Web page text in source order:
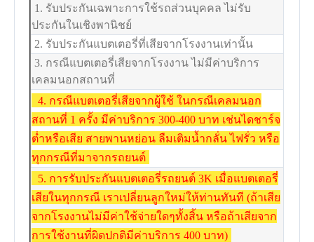
1. รับประกันเฉพาะการใช้รถส่วนบุคคล ไม่รับ
ประกันในเชิงพานิชย์
2. รับประกันแบตเตอรี่ที่เสียจากโรงงานเท่านั้น
3. กรณีแบตเตอรี่เสียจากโรงงาน ไม่มีค่าบริการ
เคลมนอกสถานที่
4. กรณีแบตเตอรี่เสียจากผู้ใช้ ในกรณีเคลมนอก
สถานที่ 1 ครั้ง มีค่าบริการ 300-400 บาท เช่นไดชาร์จ
ต่ำหรือเสีย สายพานหย่อน ลืมเติมน้ำกลั่น ไฟรั่ว หรือ
ทุกกรณีที่มาจากรถยนต์
5. การรับประกันแบตเตอรี่รถยนต์ 3K เมื่อแบตเตอรี่
เสียในทุกกรณี เราเปลี่ยนลูกใหม่ให้ท่านทันที (ถ้าเสีย
จากโรงงานไม่มีค่าใช้จ่ายใดๆทั้งสิ้น หรือถ้าเสียจาก
การใช้งานที่ผิดปกติมีค่าบริการ 400 บาท)